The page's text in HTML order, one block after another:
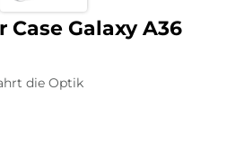
Case Galaxy A36
die Optik